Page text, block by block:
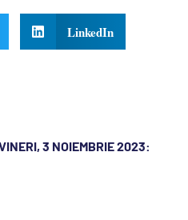
LinkedIn
3 NOIEMBRIE 2023: